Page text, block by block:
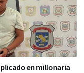
en millonaria